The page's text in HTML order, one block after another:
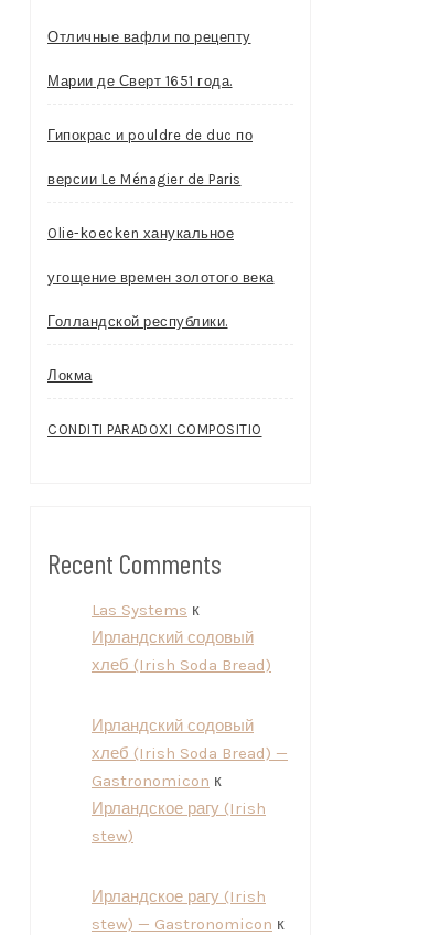
Отличные вафли по рецепту
Марии де Сверт 1651 года.
Гипокрас и pouldre de duc по
версии Le Ménagier de Paris
Olie-koecken ханукальное
угощение времен золотого века
Голландской республики.
Локма
CONDITI PARADOXI COMPOSITIO
Recent Comments
Las Systems к
Ирландский содовый
хлеб (Irish Soda Bread)
Ирландский содовый
хлеб (Irish Soda Bread) —
Gastronomicon к
Ирландское рагу (Irish
stew)
Ирландское рагу (Irish
stew) — Gastronomicon к